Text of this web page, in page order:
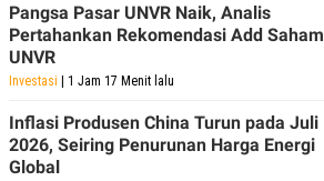
Pangsa Pasar UNVR Naik, Analis
Pertahankan Rekomendasi Add Saham
UNVR
Investasi | 1 Jam 17 Menit lalu
Inflasi Produsen China Turun pada Juli
2026, Seiring Penurunan Harga Energi
Global